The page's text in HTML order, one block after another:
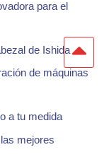
para el
de Ishida
de máquinas
a tu medida
mejores